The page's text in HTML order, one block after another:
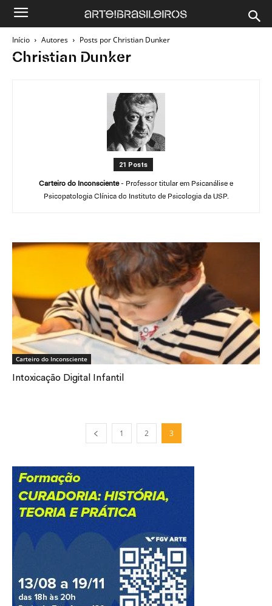
Início Autores Posts por Christian Dunker
Christian Dunker
21 Posts
Carteiro do Inconsciente- Professor titular em Psicanálise e
Psicopatologia Clínica do Instituto de Psicologia da USP.
Carteiro do Inconsciente
Intoxicação Digital Infantil
1 2 3